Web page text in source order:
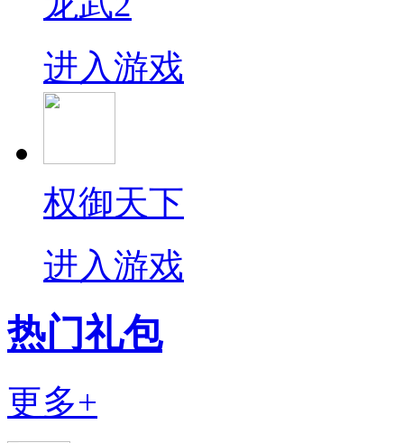
进入游戏
权御天下
进入游戏
热门礼包
更多+